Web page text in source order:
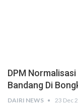
DPM
Bandang Di
DAIRI NEWS 23 Dec